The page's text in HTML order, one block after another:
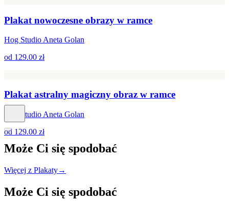
Plakat nowoczesne obrazy w ramce
Hog Studio Aneta Golan
od 129.00 zł
Plakat astralny magiczny obraz w ramce
Hog Studio Aneta Golan
od 129.00 zł
Może Ci się spodobać
Więcej z Plakaty→
Może Ci się spodobać